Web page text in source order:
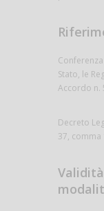
Stato, le
Accordo n.
Decreto
37, comma